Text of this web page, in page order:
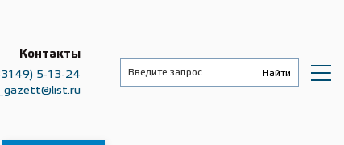
Контакты
5-13-24